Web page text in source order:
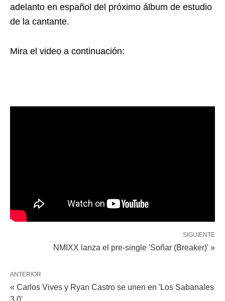
adelanto en español del próximo álbum de estudio
de la cantante.
Mira el video a continuación:
SIGUIENTE
NMIXX lanza el pre-single 'Soñar (Breaker)' »
ANTERIOR
« Carlos Vives y Ryan Castro se unen en 'Los Sabanales